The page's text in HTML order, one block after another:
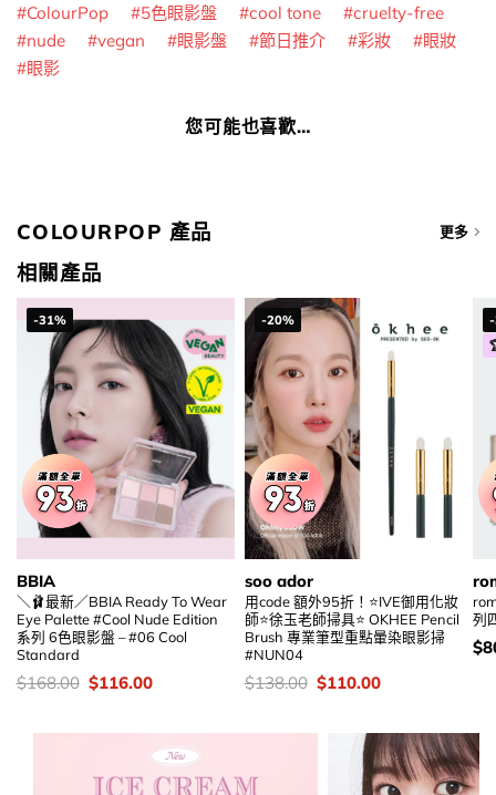
ColourPop 5色眼影盤 cool tone
cruelty-free
nude
vegan 眼影盤 節日推介 彩妝
眼妝
眼影
您可能也喜歡…
COLOURPOP 產品 更多
相關產品
-31%
BBIA
＼🩰最新／BBIA Ready To Wear
Eye Palette #Cool Nude Edition
系列 6色眼影盤 – #06 Cool
Standard
價
$168.00 Original
$168.00.
$116.00Current
$116.00.
-20%
soo ador
用code 額外95折！⭐IVE御用化妝
師⭐徐玉老師掃具⭐ OKHEE Pencil
Brush 專業筆型重點暈染眼影掃
#NUN04
價
$138.00 Original
$138.00.
$110.00Current
$110.00.
列
價
$